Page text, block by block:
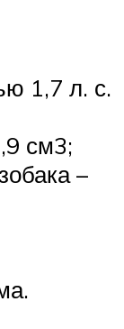
1,7 л. с.
см3;
–